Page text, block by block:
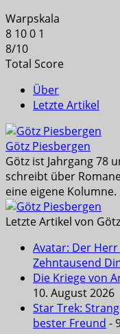
Warpskala
8 100 1
8/10
Total Score
Über
Letzte Artikel
Götz Piesbergen
Götz ist Jahrgang 78
schreibt über
eine eigene
Letzte Artikel von
Avatar: Der Herr
Zehntausend
Die Kriege von
10. August 2026
Star Trek:
bester Freund -